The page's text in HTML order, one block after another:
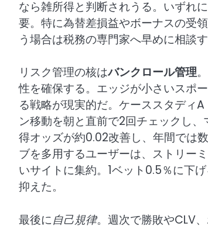
なら雑所得と判断されうる。いずれ
要。特に為替差損益やボーナスの受
う場合は税務の専門家へ早めに相談す
リスク管理の核はバンクロール管理
性を確保する。エッジが小さいスポ
る戦略が現実的だ。ケーススタディ
ン移動を朝と直前で2回チェックし
得オッズが約0.02改善し、年間では
ブを多用するユーザーは、ストリー
いサイトに集約。1ベット0.5％に下
抑えた。
最後に自己規律。週次で勝敗やCLV